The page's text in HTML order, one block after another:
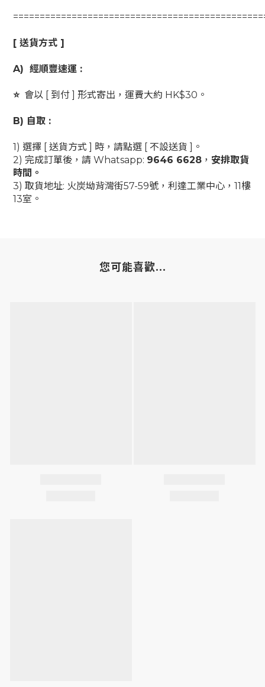
============================================
[ 送貨方式 ]
A) 經順豐速運 :
⭐ 會以 [ 到付 ] 形式寄出， 運費大約 HK$30。
B) 自取 :
1) 選擇 [ 送貨方式 ] 時，請點選 [ 不設送貨 ]。
2) 完成訂單後，請 Whatsapp: 9646 6628 ， 安排取貨
時間。
3) 取貨地址: 火炭坳背灣街57-59號，利達工業中心，11樓
13室。
您可能喜歡...